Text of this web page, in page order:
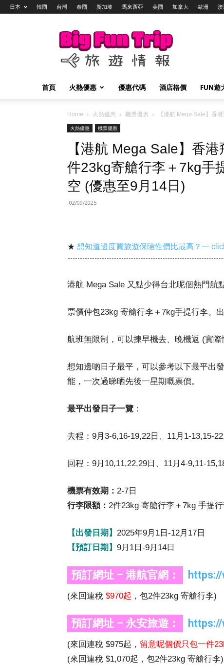
日本 韓國 台灣 泰國 新加坡 馬來西亞 美國 加拿大 歐洲 澳
Big
Trip
旅
情
報
首頁 火熱優惠 優惠代碼 酒店格價 FUN遊
Home 火熱優惠 機票優惠
【港航 Mega Sale】香
火熱優惠
機票優惠
【港航 Mega Sale】香
件23kg寄艙行李＋7kg手
空 (優惠至9月14日)
02/09/2025
★ 想知道邊度買旅遊保險性價比最高？一
港航 Mega Sale 又點少得台北呢個熱門航
票價仲包23kg 寄艙行李＋7kg手提行李。
航班無限制，可以揀早機去、晚機返 (實際
想知邊啲日子最平，可以參考以下最平出
能，一次過睇晒先後一星期嘅票價。
最平出發日子一覽 ：
去程：9月3-6,16-19,22日、11月1-13,15-
回程：9月10,11,22,29日、11月4-9,11-
機票有效期： 2-7日
行李限額： 2件23kg 寄艙行李＋7kg 手提
【出發日期】 2025年9月1日-12月17日
【預訂日期】 9月1日-9月14日
預訂網址 – 港航官網：
(來回連稅 $970起 ，包2件23kg 寄艙行李)
預訂網址 – 永安旅遊：
(來回連稅 $975起， 留意呢個價只包一件
(來回連稅 $1,070起，包2件23kg 寄艙行李)